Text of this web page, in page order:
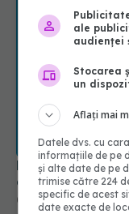
Medicamentul
08 aug 2026, 16:00
ale
audienței
Stocarea
un
Aflați mai
Datele dvs. cu
informațiile de pe
și alte date de pe
trimise către 224
specific de acest
date exacte de